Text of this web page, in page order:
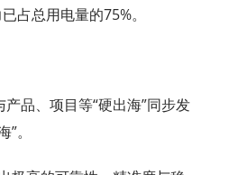
占总用电量的75%。
品、项目等“硬出海”同步发
。